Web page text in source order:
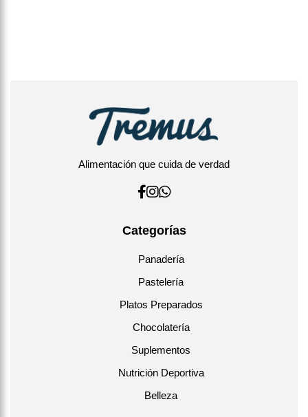
Alimentación que cuida de verdad
Categorías
Panadería
Pastelería
Platos Preparados
Chocolatería
Suplementos
Nutrición Deportiva
Belleza